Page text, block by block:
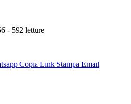
- 592 letture
Copia Link Stampa Email